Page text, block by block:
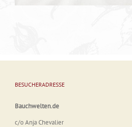
BESUCHERADRESSE
Bauchwelten.de
c/o Anja Chevalier